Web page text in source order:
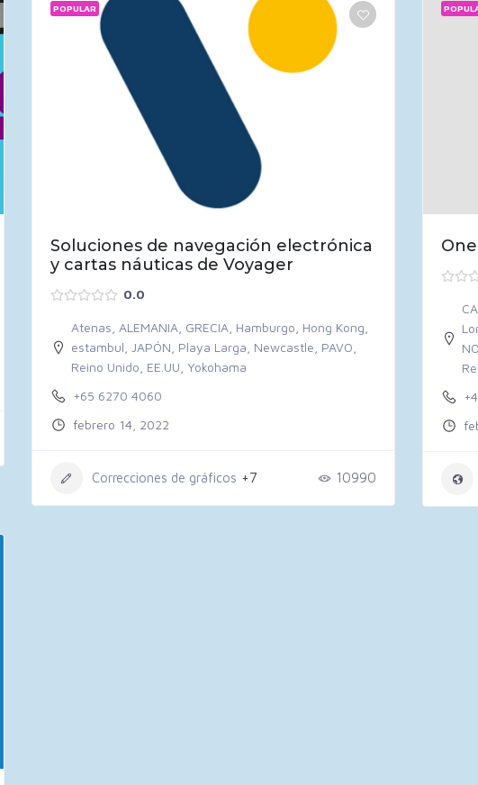
POPULAR
Soluciones de navegación electrónica
y cartas náuticas de Voyager
0.0
Atenas ALEMANIA GRECIA Hamburgo Hong Kong
estambul
JAPÓN Playa Larga Newcastle PAVO
Reino Unido EE.UU Yokohama
+65 6270 4060
febrero 14, 2022
Correcciones de gráficos +7 10990